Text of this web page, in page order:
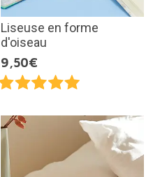
Liseuse en forme
d'oiseau
9,50€